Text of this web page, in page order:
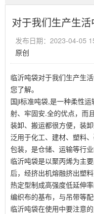
对于我们生产生活
发布日期：2023-04-05
原创
临沂吨袋对于我们生产生
您了解。
国ji标准吨袋,是一种柔性
射、牢固安.全的优点，而
装卸、搬运都很方便，装
泛用于化工、建材、塑料
包装，是仓储、运输等行业
临沂吨袋是以聚丙烯为主
后，经挤出机熔融挤出塑
热定型制成高强度低延伸
编织布的基布，与吊带等配
临沂吨袋在使用中要注意的